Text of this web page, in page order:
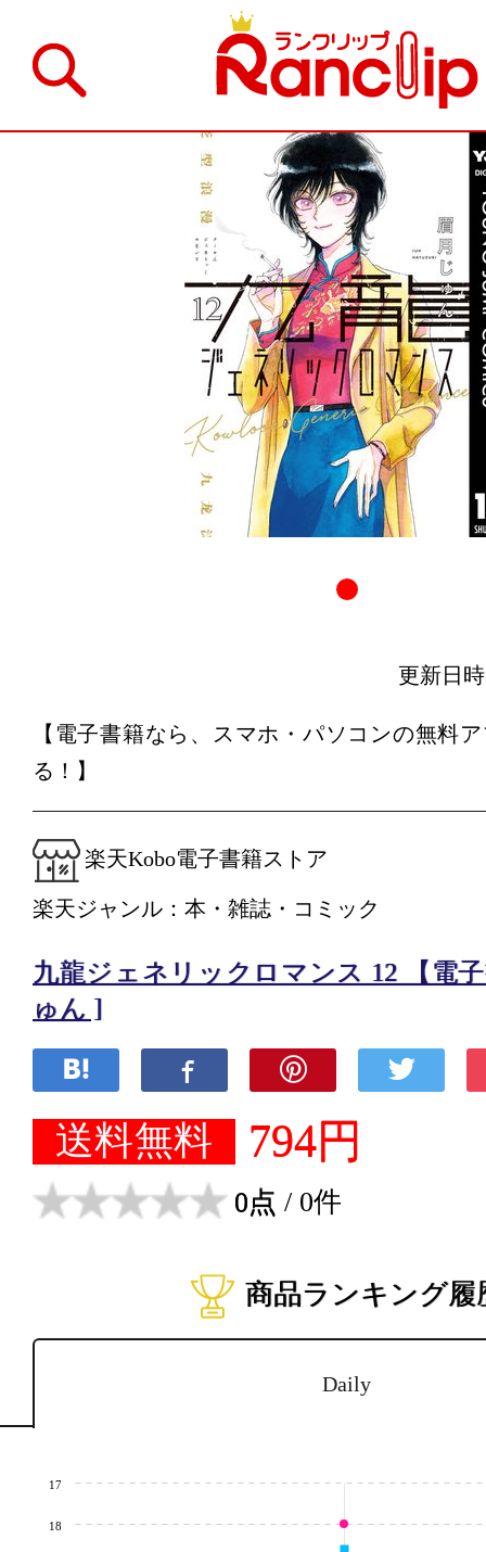
更新日
【電子書籍なら、スマホ・パソコンの無料
る！】
楽天Kobo電子書籍ストア
楽天ジャンル：本・雑誌・コミック
九龍ジェネリックロマンス 12 【電
ゅん ]
送料無料 794円
0点 / 0件
商品ランキング履
Daily
17
18